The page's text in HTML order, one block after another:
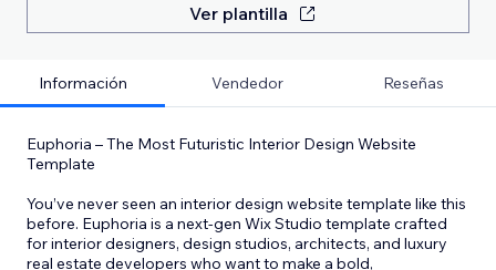
Ver plantilla
Información Vendedor Reseñas
Euphoria – The Most Futuristic Interior Design Website
Template
You’ve never seen an interior design website template like this
before. Euphoria is a next-gen Wix Studio template crafted
for interior designers, design studios, architects, and luxury
real estate developers who want to make a bold,